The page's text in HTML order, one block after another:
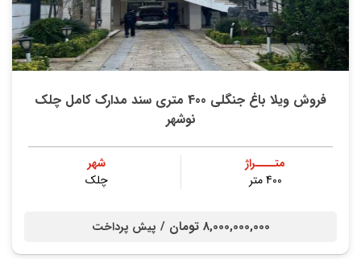
فروش ویلا باغ جنگلی 400 متری سند مدارک کامل چلک
نوشهر
متــــراژ
400 متر
شهر
چلک
8,000,000,000 تومان / پیش پرداخت